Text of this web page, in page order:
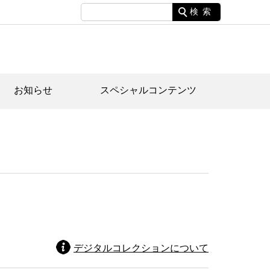
検索
お知らせ スペシャルコンテンツ
デジタルコレクションについて